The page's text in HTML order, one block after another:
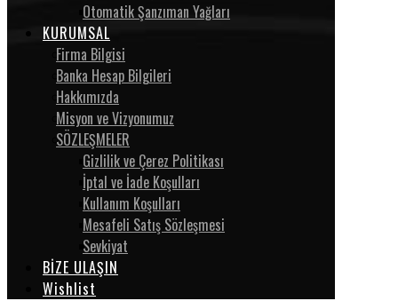
Otomatik Şanzıman Yağları
KURUMSAL
Firma Bilgisi
Banka Hesap Bilgileri
Hakkımızda
Misyon ve Vizyonumuz
SÖZLEŞMELER
Gizlilik ve Çerez Politikası
İptal ve İade Koşulları
Kullanım Koşulları
Mesafeli Satış Sözleşmesi
Sevkiyat
BİZE ULAŞIN
Wishlist